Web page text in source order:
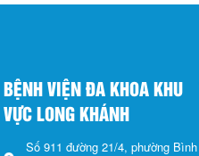
BỆNH VIỆN ĐA KHOA KHU
VỰC LONG KHÁNH
Số 911 đường 21/4, phường Bình